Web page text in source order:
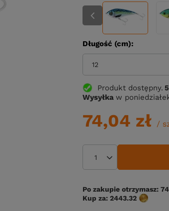
Długość (cm)
12
Produkt dostępny
Wysyłka w
74,04 zł /
Po zakupie otrzymasz:
Kup za: 2443.32